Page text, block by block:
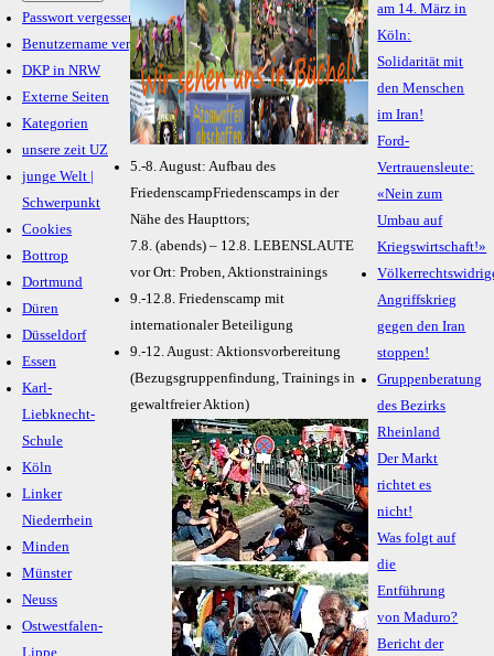
Passwort vergessen?
Benutzername vergessen?
DKP in NRW
Externe Seiten
Kategorien
unsere zeit UZ
junge Welt |
Schwerpunkt
Cookies
Bottrop
Dortmund
Düren
Düsseldorf
Essen
Karl-
Liebknecht-
Schule
Köln
Linker
Niederrhein
Minden
Münster
Neuss
Ostwestfalen-
Lippe
5.-8. August: Aufbau des
FriedenscampFriedenscamps in der
Nähe des Haupttors;
7.8. (abends) – 12.8. LEBENSLAUTE
vor Ort: Proben, Aktionstrainings
9.-12.8. Friedenscamp mit
internationaler Beteiligung
9.-12. August: Aktionsvorbereitung
(Bezugsgruppenfindung, Trainings in
gewaltfreier Aktion)
am 14. März in
Köln:
Solidarität mit
den Menschen
im Iran!
Ford-
Vertrauensleute:
«Nein zum
Umbau auf
Kriegswirtschaft!»
Angriffskrieg
gegen den Iran
stoppen!
Gruppenberatung
des Bezirks
Rheinland
Der Markt
richtet es
nicht!
Was folgt auf
die
Entführung
von Maduro?
Bericht der